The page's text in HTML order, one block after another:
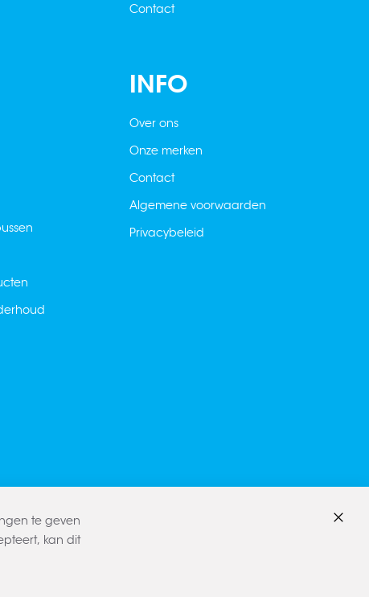
Contact
INFO
Over ons
Onze merken
Contact
Algemene voorwaarden
Privacybeleid
te geven
kan dit